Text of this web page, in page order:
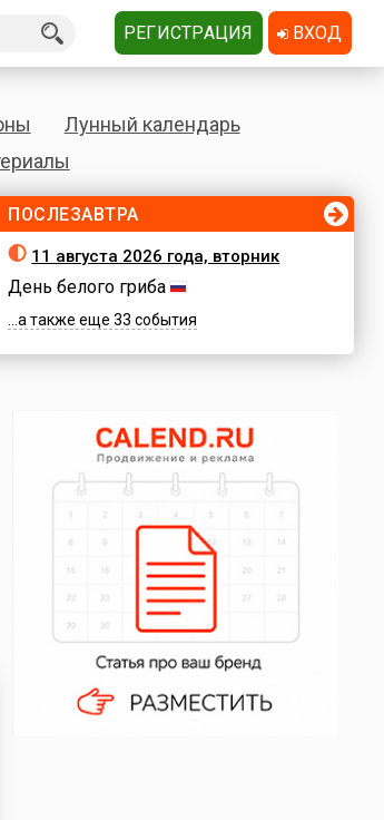
Лунный календарь
ПОСЛЕЗАВТРА
11 августа 2026 года, вторник
День белого гриба
...а также еще 33 события
РЕГИСТРАЦИЯ ВХОД